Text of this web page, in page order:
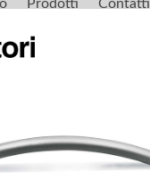
Prodotti Contatti